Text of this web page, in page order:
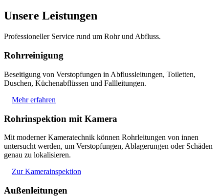
Unsere Leistungen
Professioneller Service rund um Rohr und Abfluss.
Rohrreinigung
Beseitigung von Verstopfungen in Abflussleitungen, Toiletten,
Duschen, Küchenabflüssen und Fallleitungen.
Mehr erfahren
Rohrinspektion mit Kamera
Mit moderner Kameratechnik können Rohrleitungen von innen
untersucht werden, um Verstopfungen, Ablagerungen oder Schäden
genau zu lokalisieren.
Zur Kamerainspektion
Außenleitungen